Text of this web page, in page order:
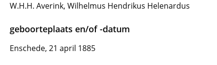
W.H.H. Averink, Wilhelmus Hendrikus Helenardus
geboorteplaats en/of -datum
Enschede, 21 april 1885